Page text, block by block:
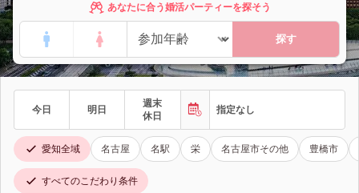
あなたに合う婚活パーティーを探そう
探す
今日 明日
週末
休日
指定なし
愛知全域 名古屋 名駅 栄 名古屋市その他 豊橋市
すべてのこだわり条件